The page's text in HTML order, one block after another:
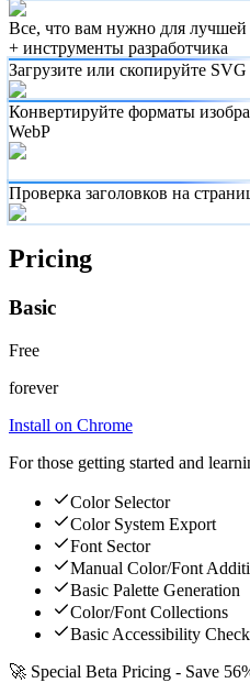
Все, что вам нужно для лучшей
+ инструменты разработчика
Загрузите или скопируйте
Конвертируйте форматы
WebP
Проверка заголовков на
Pricing
Basic
Free
forever
Install on Chrome
For those getting started and
Color Selector
Color System Export
Font Sector
Manual Color/Font
Basic Palette Generation
Color/Font Collections
Basic Accessibility
🚀 Special Beta Pricing - Save